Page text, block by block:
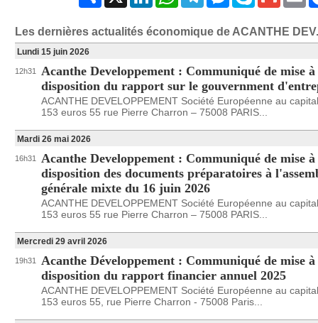
Les dernières actualités économique de ACANTHE
Lundi 15 juin 2026
12h31
Acanthe Developpement : Communiqué de mise à
disposition du rapport sur le gouvernment
ACANTHE DEVELOPPEMENT Société Européenne au
153 euros 55 rue Pierre Charron – 75008 PARIS...
Mardi 26 mai 2026
16h31
Acanthe Developpement : Communiqué de mise à
disposition des documents préparatoires à
générale mixte du 16 juin 2026
ACANTHE DEVELOPPEMENT Société Européenne au
153 euros 55 rue Pierre Charron – 75008 PARIS...
Mercredi 29 avril 2026
19h31
Acanthe Développement : Communiqué de mise à
disposition du rapport financier annuel 2025
ACANTHE DEVELOPPEMENT Société Européenne au
153 euros 55, rue Pierre Charron - 75008 Paris...